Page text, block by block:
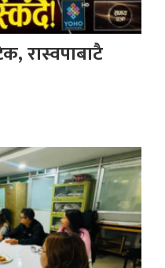
रास्वपाबाटै